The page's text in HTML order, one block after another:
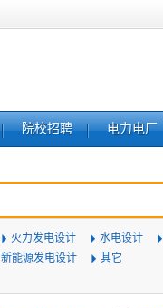
院校招聘 电力电厂
火力发电设计
水电设计
新能源发电设计 其它